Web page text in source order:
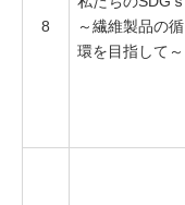
8
～繊維製品の循
環を目指して～